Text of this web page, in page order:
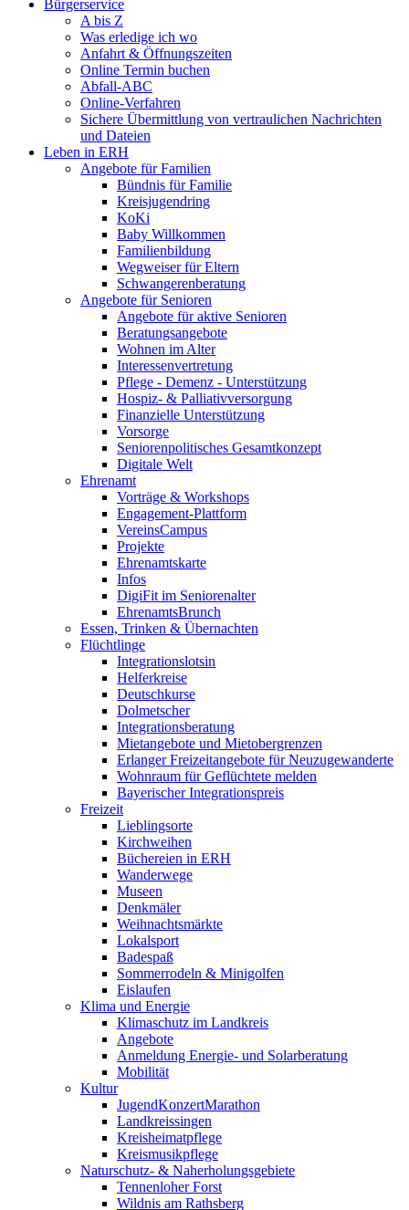
Bürgerservice
A bis Z
Was erledige ich wo
Anfahrt & Öffnungszeiten
Online Termin buchen
Abfall-ABC
Online-Verfahren
Sichere Übermittlung von vertraulichen Nachrichten
und Dateien
Leben in ERH
Angebote für Familien
Bündnis für Familie
Kreisjugendring
KoKi
Baby Willkommen
Familienbildung
Wegweiser für Eltern
Schwangerenberatung
Angebote für Senioren
Angebote für aktive Senioren
Beratungsangebote
Wohnen im Alter
Interessenvertretung
Pflege - Demenz - Unterstützung
Hospiz- & Palliativversorgung
Finanzielle Unterstützung
Vorsorge
Seniorenpolitisches Gesamtkonzept
Digitale Welt
Ehrenamt
Vorträge & Workshops
Engagement-Plattform
VereinsCampus
Projekte
Ehrenamtskarte
Infos
DigiFit im Seniorenalter
EhrenamtsBrunch
Essen, Trinken & Übernachten
Flüchtlinge
Integrationslotsin
Helferkreise
Deutschkurse
Dolmetscher
Integrationsberatung
Mietangebote und Mietobergrenzen
Erlanger Freizeitangebote für Neuzugewanderte
Wohnraum für Geflüchtete melden
Bayerischer Integrationspreis
Freizeit
Lieblingsorte
Kirchweihen
Büchereien in ERH
Wanderwege
Museen
Denkmäler
Weihnachtsmärkte
Lokalsport
Badespaß
Sommerrodeln & Minigolfen
Eislaufen
Klima und Energie
Klimaschutz im Landkreis
Angebote
Anmeldung Energie- und Solarberatung
Mobilität
Kultur
JugendKonzertMarathon
Landkreissingen
Kreisheimatpflege
Kreismusikpflege
Naturschutz- & Naherholungsgebiete
Tennenloher Forst
Wildnis am Rathsberg